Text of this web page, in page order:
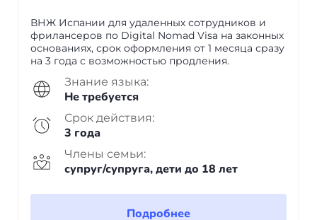
ВНЖ Испании для удаленных сотрудников и
фрилансеров по Digital Nomad Visa на законных
основаниях, срок оформления от 1 месяца сразу
на 3 года с возможностью продления.
Знание языка:
Не требуется
Срок действия:
3 года
Члены семьи:
супруг/супруга, дети до 18 лет
Подробнее